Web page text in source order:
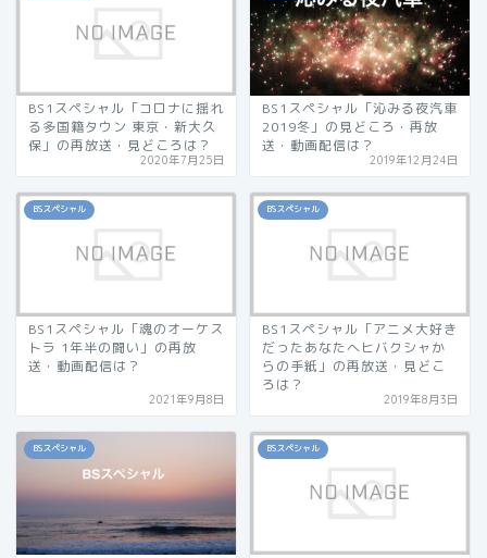
BS1スペシャル「コロナに揺れ
る多国籍タウン 東京・新大久
保」の再放送・見どころは？
2020年7月25日
BS1スペシャル「沁みる夜汽車
2019冬」の見どころ・再放
送・動画配信は？
2019年12月24日
BSスペシャル
BS1スペシャル「魂のオーケス
トラ 1年半の闘い」の再放
送・動画配信は？
2021年9月8日
BSスペシャル
BS1スペシャル「アニメ大好き
だったあなたへヒバクシャか
らの手紙」の再放送・見どこ
ろは？
2019年8月3日
BSスペシャル BSスペシャル